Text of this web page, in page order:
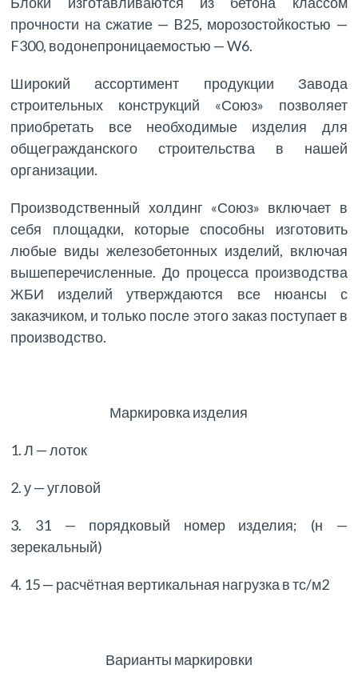
прочности на сжатие — B25, морозостойкостью —
F300, водонепроницаемостью — W6.
Широкий ассортимент продукции Завода
строительных конструкций «Союз» позволяет
приобретать все необходимые изделия для
общегражданского строительства в нашей
организации.
Производственный холдинг «Союз» включает в
себя площадки, которые способны изготовить
любые виды железобетонных изделий, включая
вышеперечисленные. До процесса производства
ЖБИ изделий утверждаются все нюансы с
заказчиком, и только после этого заказ поступает в
производство.
Маркировка изделия
1. Л — лоток
2. у — угловой
3. 31 — порядковый номер изделия; (н —
зерекальный)
4. 15 — расчётная вертикальная нагрузка в тс/м2
Варианты маркировки